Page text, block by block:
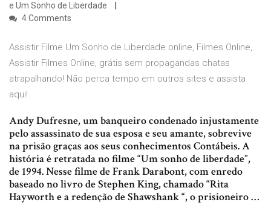
e Um Sonho de Liberdade
4 Comments
Assistir Filme Um Sonho de Liberdade online, Filmes Online,
Assistir Filmes Online, grátis sem propagandas chatas
atrapalhando! Não perca tempo em outros sites e assista
aqui!
Andy Dufresne, um banqueiro condenado injustamente
pelo assassinato de sua esposa e seu amante, sobrevive
na prisão graças aos seus conhecimentos Contábeis. A
história é retratada no filme “Um sonho de liberdade”,
de 1994. Nesse filme de Frank Darabont, com enredo
baseado no livro de Stephen King, chamado “Rita
Hayworth e a redenção de Shawshank “, o prisioneiro …